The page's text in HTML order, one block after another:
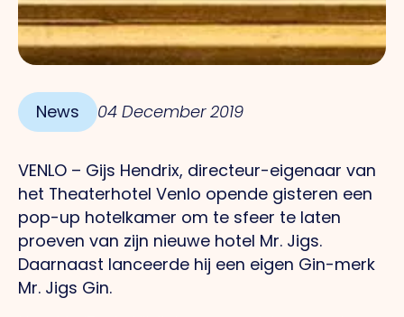
News 04 December 2019
VENLO – Gijs Hendrix, directeur-eigenaar van
het Theaterhotel Venlo opende gisteren een
pop-up hotelkamer om te sfeer te laten
proeven van zijn nieuwe hotel Mr. Jigs.
Daarnaast lanceerde hij een eigen Gin-merk
Mr. Jigs Gin.